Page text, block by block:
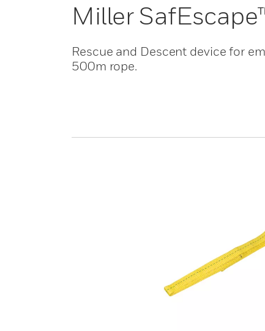
Miller
Rescue and Descent device for
500m rope.